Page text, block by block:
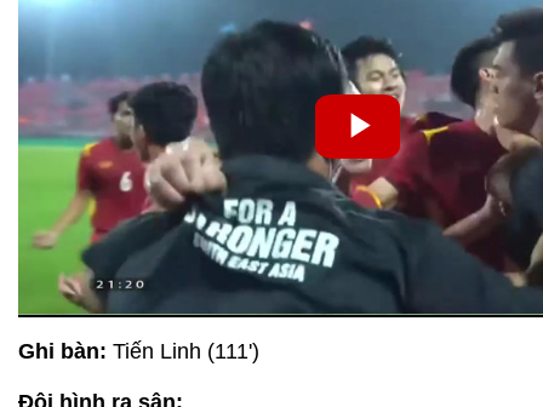
Ghi bàn: Tiến Linh (111')
Đội hình ra sân: